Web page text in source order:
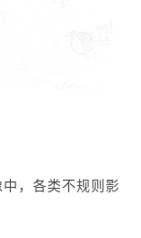
，各类不规则影